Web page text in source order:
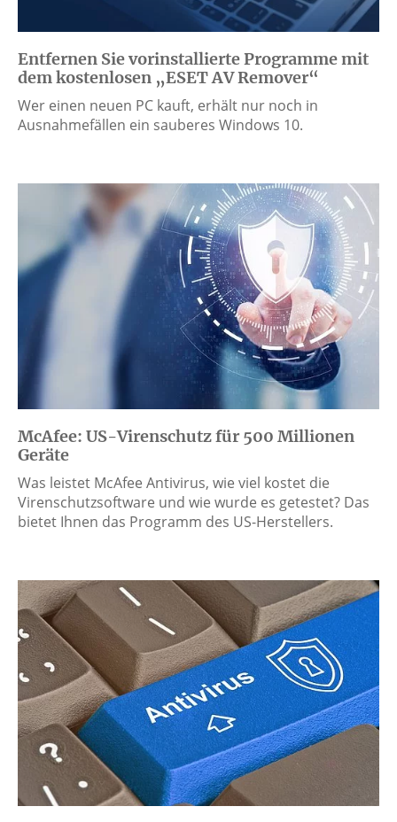
Entfernen Sie vorinstallierte Programme mit
dem kostenlosen „ESET AV Remover“
Wer einen neuen PC kauft, erhält nur noch in
Ausnahmefällen ein sauberes Windows 10.
McAfee: US-Virenschutz für 500 Millionen
Geräte
Was leistet McAfee Antivirus, wie viel kostet die
Virenschutzsoftware und wie wurde es getestet? Das
bietet Ihnen das Programm des US-Herstellers.